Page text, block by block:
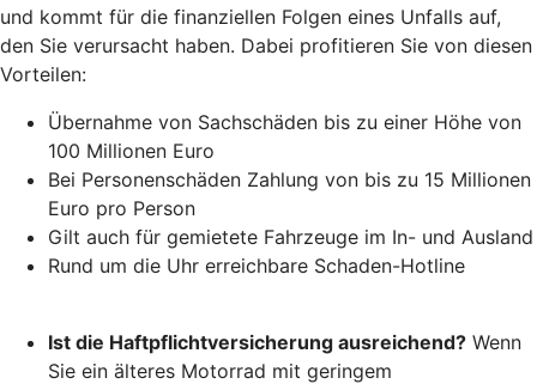
und kommt für die finanziellen Folgen eines Unfalls auf,
den Sie verursacht haben. Dabei profitieren Sie von diesen
Vorteilen:
Übernahme von Sachschäden bis zu einer Höhe von
100 Millionen Euro
Bei Personenschäden Zahlung von bis zu 15 Millionen
Euro pro Person
Gilt auch für gemietete Fahrzeuge im In- und Ausland
Rund um die Uhr erreichbare Schaden-Hotline
Ist die Haftpflichtversicherung ausreichend? Wenn
Sie ein älteres Motorrad mit geringem